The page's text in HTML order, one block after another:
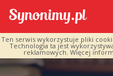
Ten serwis wykorzystuje pliki
Technologia ta jest
reklamowych. Więcej